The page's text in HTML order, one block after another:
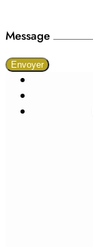
Message
Envoyer